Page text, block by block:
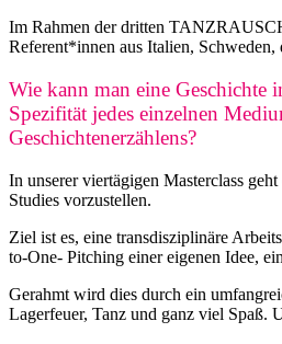
Im Rahmen der dritten
Referent*innen aus Italien, Schweden,
Wie kann man eine
Spezifität jedes einzelnen
Geschichtenerzählens?
In unserer viertägigen Masterclass
Studies vorzustellen.
Ziel ist es, eine transdisziplinäre
to-One- Pitching einer eigenen Idee,
Gerahmt wird dies durch ein
Lagerfeuer, Tanz und ganz viel